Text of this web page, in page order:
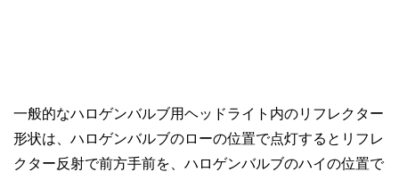
一般的なハロゲンバルブ用ヘッドライト内のリフレクター
形状は、ハロゲンバルブのローの位置で点灯するとリフレ
クター反射で前方手前を、ハロゲンバルブのハイの位置で